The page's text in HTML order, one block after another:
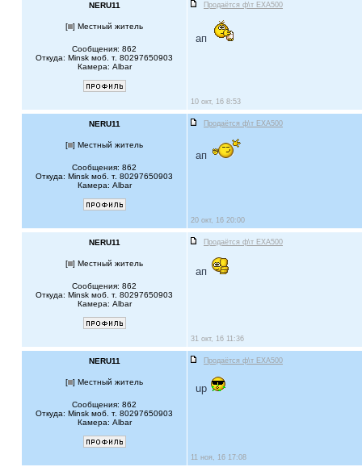
NERU11 Продаётся ф\т EXA500
[ ] Местный житель
Сообщения: 862
Откуда: Minsk моб. т. 80297650903
Камера: Albar
ап
10 окт, 16 8:53
NERU11 Продаётся ф\т EXA500
[ ] Местный житель
Сообщения: 862
Откуда: Minsk моб. т. 80297650903
Камера: Albar
ап
20 окт, 16 20:00
NERU11 Продаётся ф\т EXA500
[ ] Местный житель
Сообщения: 862
Откуда: Minsk моб. т. 80297650903
Камера: Albar
ап
31 окт, 16 11:36
NERU11 Продаётся ф\т EXA500
[ ] Местный житель
Сообщения: 862
Откуда: Minsk моб. т. 80297650903
Камера: Albar
up
11 ноя, 16 17:08